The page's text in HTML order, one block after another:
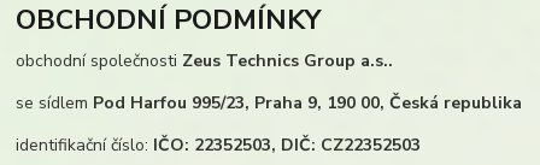
OBCHODNÍ PODMÍNKY
obchodní společnosti Zeus Technics Group a.s..
se sídlem Pod Harfou 995/23, Praha 9, 190 00, Česká republika
identifikační číslo: IČO: 22352503, DIČ: CZ22352503